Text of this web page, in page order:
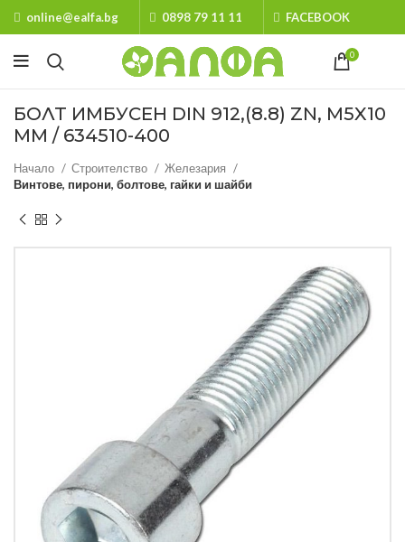
online@ealfa.bg 0898 79 11 11 FACEBOOK
0
БОЛТ ИМБУСЕН DIN 912,(8.8) ZN, М5X10
ММ / 634510-400
Начало Строителство
Железария
Винтове, пирони, болтове, гайки и шайби